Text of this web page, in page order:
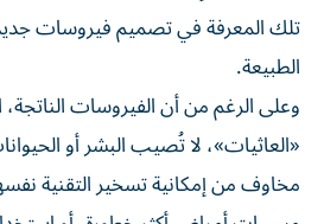
تلك المعرفة في تصميم فيروسات
الطبيعة.
وعلى الرغم من أن الفيروسات
«العاثيات»، لا تُصيب البشر أو
مخاوف من إمكانية تسخير التقنية